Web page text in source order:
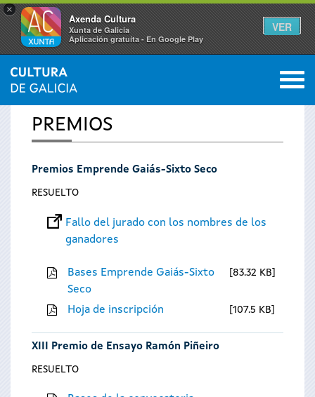
×
Axenda Cultura
Xunta de Galicia
Aplicación gratuíta - En Google Play
VER
Se
encuentra
usted
INICIO 0
PREMIOS
Premios Emprende Gaiás-Sixto Seco
RESUELTO
Fallo del jurado con los nombres de los
ganadores
Bases Emprende Gaiás-Sixto
Seco
83.32 KB
Hoja de inscripción 107.5 KB
XIII Premio de Ensayo Ramón Piñeiro
RESUELTO